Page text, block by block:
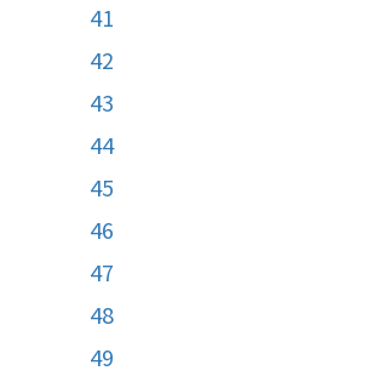
41
42
43
44
45
46
47
48
49